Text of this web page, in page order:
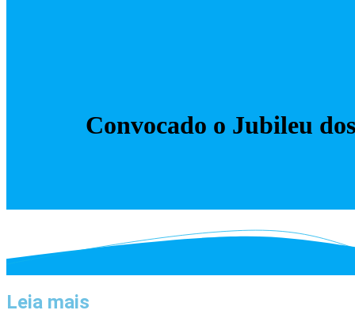
Convocado o Jubileu
Leia mais